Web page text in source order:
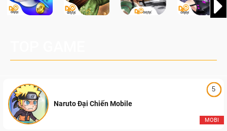
5
MOBI
Naruto Đại Chiến Mobile